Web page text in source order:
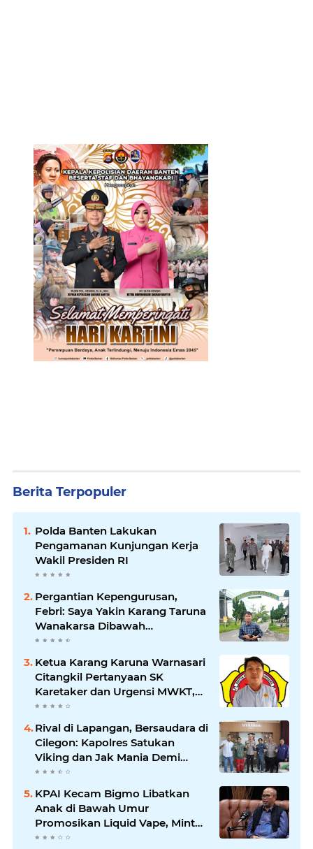
Berita Terpopuler
Polda Banten Lakukan
Pengamanan Kunjungan Kerja
Wakil Presiden RI
Pergantian Kepengurusan,
Febri: Saya Yakin Karang Taruna
Wanakarsa Dibawah
Kepemimpinan Bung Entus
Ketua Karang Karuna Warnasari
Citangkil Pertanyaan SK
Karetaker dan Urgensi MWKT,
Saat Suasana Berduka
Rival di Lapangan, Bersaudara di
Cilegon: Kapolres Satukan
Viking dan Jak Mania Demi
Nobar Damai Piala Presiden
KPAI Kecam Bigmo Libatkan
Anak di Bawah Umur
Promosikan Liquid Vape, Minta
Aparat Bertindak Tegas